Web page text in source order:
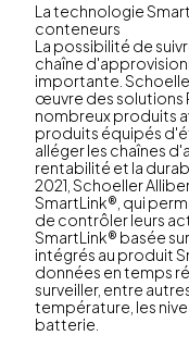
La technologie
conteneurs
La possibilité de
chaîne
importante.
œuvre des solutions
nombreux produits
produits équipés
alléger les chaînes
rentabilité et la
2021, Schoeller
SmartLink®, qui
de contrôler leurs
SmartLink® basée
intégrés au produit
données en temps
surveiller, entre
température, les
batterie.